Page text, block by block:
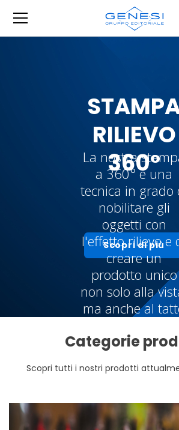
RILIEVO
360°
Scopri di più
La nostra
a 360° è una
tecnica in grado
nobilitare gli
oggetti con
l'effetto rilievo e
creare un
prodotto unico
non solo alla
ma anche al
Categorie
Scopri tutti i nostri prodotti